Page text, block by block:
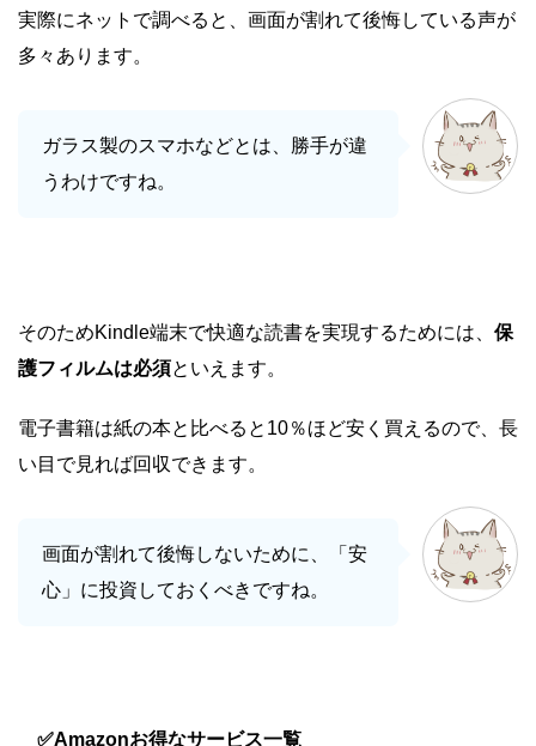
実際にネットで調べると、画面が割れて後悔している声が
多々あります。
ガラス製のスマホなどとは、勝手が違
うわけですね。
そのためKindle端末で快適な読書を実現するためには、 保
護フィルムは必須といえます。
電子書籍は紙の本と比べると10％ほど安く買えるので、長
い目で見れば回収できます。
画面が割れて後悔しないために、「安
心」に投資しておくべきですね。
✅Amazonお得なサービス一覧